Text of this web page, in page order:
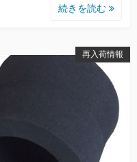
続きを読む
再入荷情報